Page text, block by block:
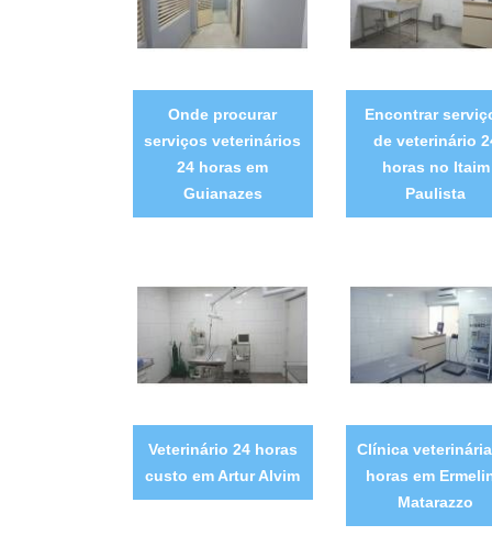
Onde procurar
serviços veterinários
24 horas em
Guianazes
Encontrar
de veterinário
horas no Itaim
Paulista
Veterinário 24 horas
custo em Artur Alvim
Clínica
horas em
Matarazzo